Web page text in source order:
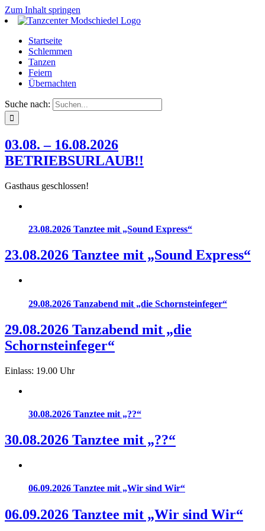
Zum Inhalt springen
Startseite
Schlemmen
Tanzen
Feiern
Übernachten
Suche nach:
03.08. – 16.08.2026
BETRIEBSURLAUB!!
Gasthaus geschlossen!
23.08.2026 Tanztee mit „Sound Express“
23.08.2026 Tanztee mit „Sound Express“
29.08.2026 Tanzabend mit „die Schornsteinfeger“
29.08.2026 Tanzabend mit „die
Schornsteinfeger“
Einlass: 19.00 Uhr
30.08.2026 Tanztee mit „??“
30.08.2026 Tanztee mit „??“
06.09.2026 Tanztee mit „Wir sind Wir“
06.09.2026 Tanztee mit „Wir sind Wir“